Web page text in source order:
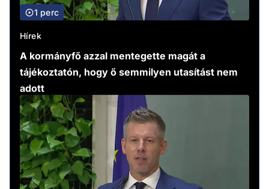
1 perc
Hírek
A kormányfő azzal mentegette magát a
tájékoztatón, hogy ő semmilyen utasítást nem
adott